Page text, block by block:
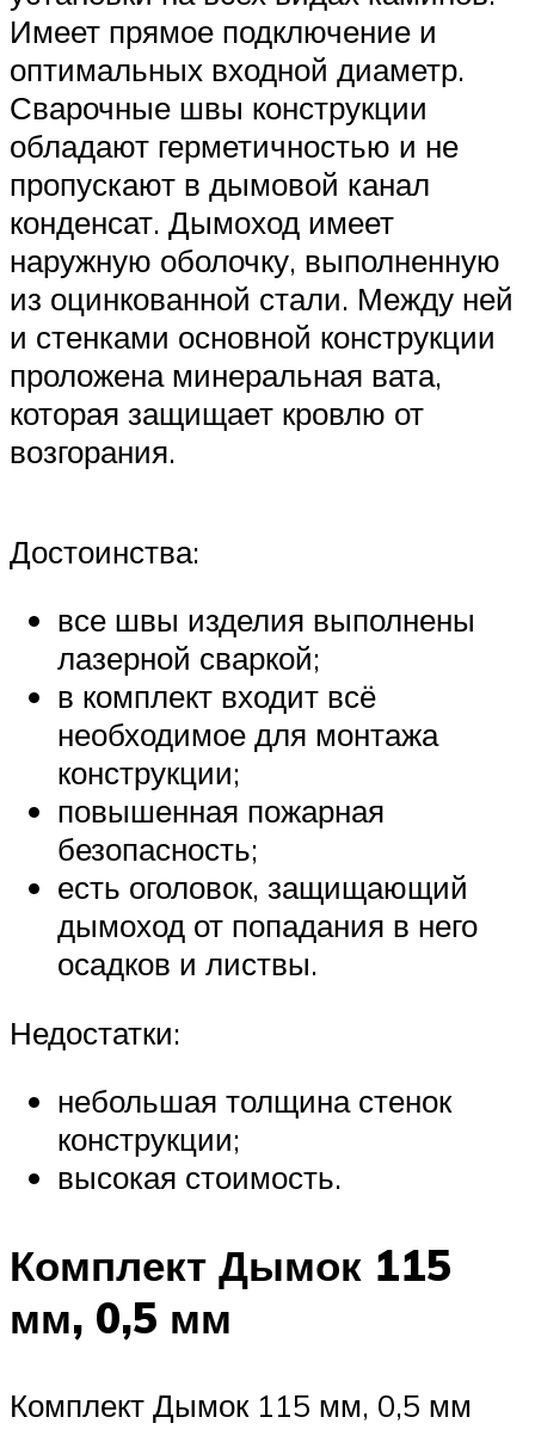
Имеет прямое подключение и
оптимальных входной диаметр.
Сварочные швы конструкции
обладают герметичностью и не
пропускают в дымовой канал
конденсат. Дымоход имеет
наружную оболочку, выполненную
из оцинкованной стали. Между ней
и стенками основной конструкции
проложена минеральная вата,
которая защищает кровлю от
возгорания.
Достоинства:
все швы изделия выполнены
лазерной сваркой;
в комплект входит всё
необходимое для монтажа
конструкции;
повышенная пожарная
безопасность;
есть оголовок, защищающий
дымоход от попадания в него
осадков и листвы.
Недостатки:
небольшая толщина стенок
конструкции;
высокая стоимость.
Комплект Дымок 115
мм, 0,5 мм
Комплект Дымок 115 мм, 0,5 мм